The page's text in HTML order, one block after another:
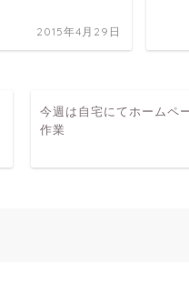
2015年4月29日
今週は自宅にてホームペ
作業